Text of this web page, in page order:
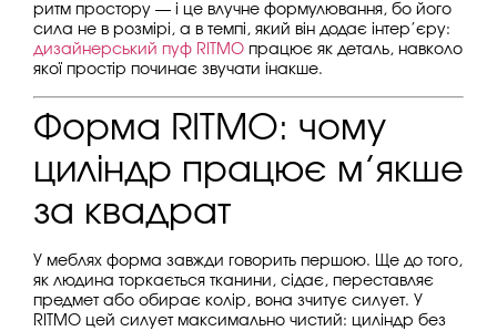
ритм простору — і це влучне формулювання, бо його
сила не в розмірі, а в темпі, який він додає інтер’єру:
дизайнерський пуф RITMO працює як деталь, навколо
якої простір починає звучати інакше.
Форма RITMO: чому
циліндр працює м’якше
за квадрат
У меблях форма завжди говорить першою. Ще до того,
як людина торкається тканини, сідає, переставляє
предмет або обирає колір, вона зчитує силует. У
RITMO цей силует максимально чистий: циліндр без